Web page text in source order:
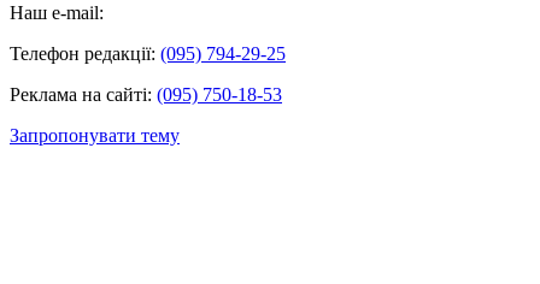
Наш e-mail:
Телефон редакції: (095) 794-29-25
Реклама на сайті: (095) 750-18-53
Запропонувати тему